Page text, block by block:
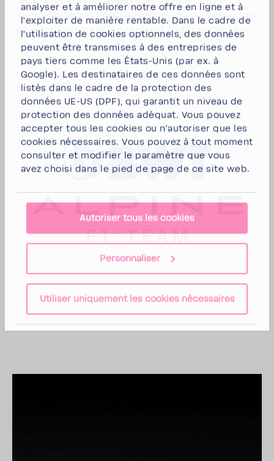
analyser et à améliorer notre offre en ligne et à
l'exploiter de manière rentable. Dans le cadre de
l'utilisation de cookies optionnels, des données
peuvent être transmises à des entreprises de
pays tiers comme les États-Unis (par ex. à
Google). Les destinataires de ces données sont
listés dans le cadre de la protection des
données UE-US (DPF), qui garantit un niveau de
protection des données adéquat. Vous pouvez
accepter tous les cookies ou n'autoriser que les
cookies nécessaires. Vous pouvez à tout moment
consulter et modifier le paramètre que vous
avez choisi dans le pied de page de ce site web.
Autoriser tous les cookies
Personnaliser
Utiliser uniquement les cookies nécessaires
bue­rons à des courses sans émis­sions et à une mobi­
lité élec­trique durable par piles à combus­tible."